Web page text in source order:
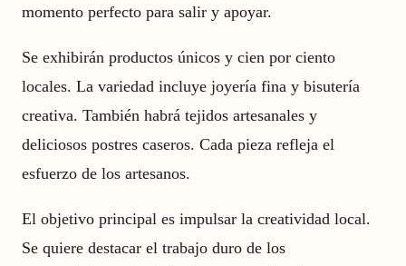
momento perfecto para salir y apoyar.
Se exhibirán productos únicos y cien por ciento
locales. La variedad incluye joyería fina y bisutería
creativa. También habrá tejidos artesanales y
deliciosos postres caseros. Cada pieza refleja el
esfuerzo de los artesanos.
El objetivo principal es impulsar la creatividad local.
Se quiere destacar el trabajo duro de los